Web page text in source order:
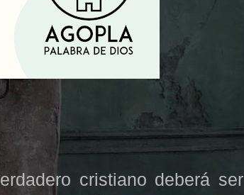
cristiano deberá ser